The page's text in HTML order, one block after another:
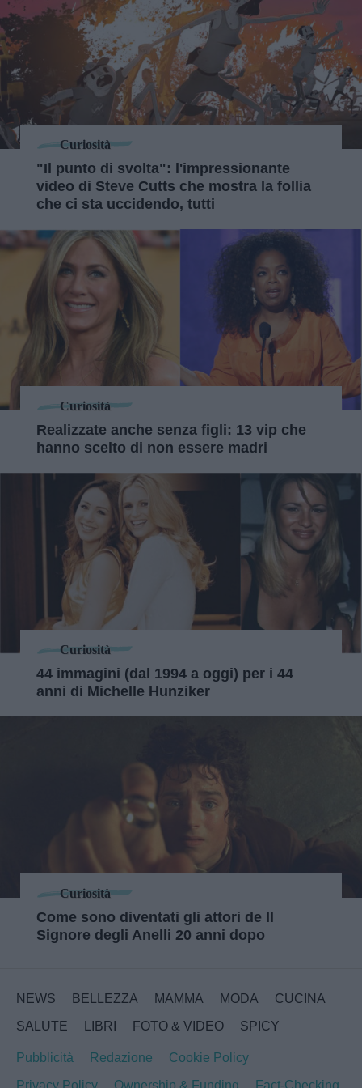
Curiosità
"Il punto di svolta": l'impressionante
video di Steve Cutts che mostra la follia
che ci sta uccidendo, tutti
Curiosità
Realizzate anche senza figli: 13 vip che
hanno scelto di non essere madri
Curiosità
44 immagini (dal 1994 a oggi) per i 44
anni di Michelle Hunziker
Curiosità
Come sono diventati gli attori de Il
Signore degli Anelli 20 anni dopo
NEWS BELLEZZA MAMMA MODA
CUCINA
SALUTE
LIBRI FOTO & VIDEO SPICY
Pubblicità Redazione
Cookie Policy
Privacy Policy
Ownership & Funding Fact-Checking